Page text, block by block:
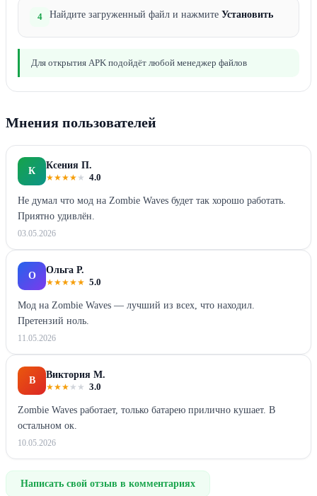
4 Найдите загруженный файл и нажмите Установить
Для открытия APK подойдёт любой менеджер файлов
Мнения пользователей
К
Ксения П.
★★★★ ★ 4.0
Не думал что мод на Zombie Waves будет так хорошо работать.
Приятно удивлён.
03.05.2026
О
Ольга Р.
★★★★★ 5.0
Мод на Zombie Waves — лучший из всех, что находил.
Претензий ноль.
11.05.2026
В
Виктория М.
★★★ ★ ★ 3.0
Zombie Waves работает, только батарею прилично кушает. В
остальном ок.
10.05.2026
Написать свой отзыв в комментариях